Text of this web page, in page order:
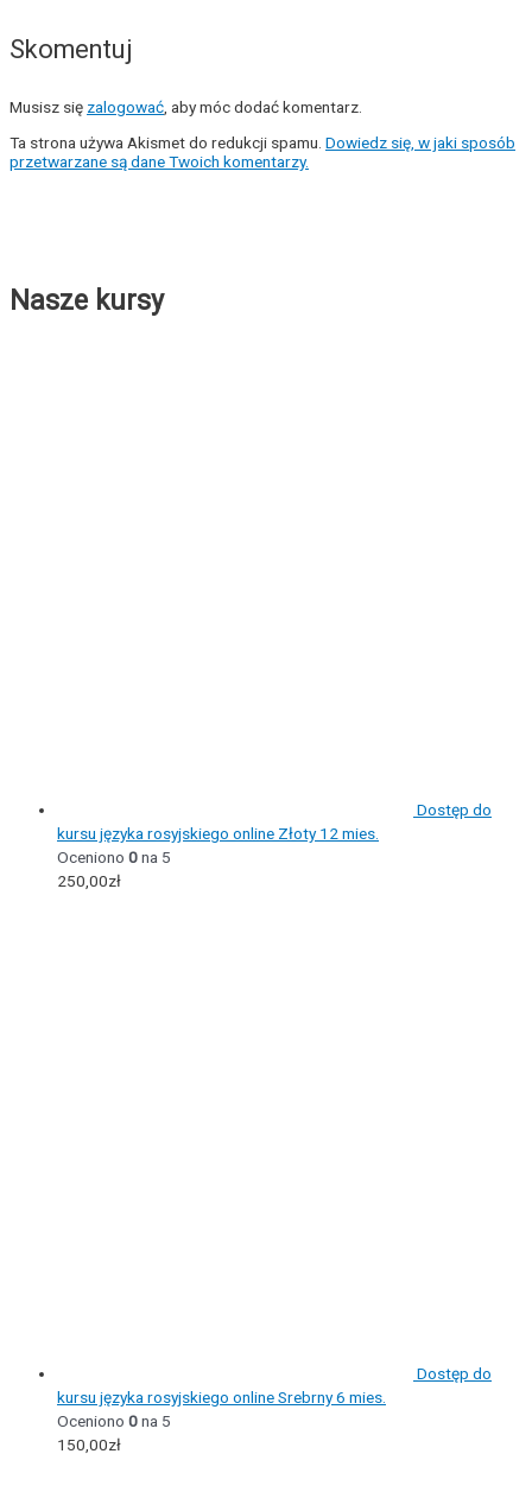
Skomentuj
Musisz się zalogować , aby móc dodać komentarz.
Ta strona używa Akismet do redukcji spamu. Dowiedz się, w jaki sposób
przetwarzane są dane Twoich komentarzy.
Nasze kursy
Dostęp do
kursu języka rosyjskiego online Złoty 12 mies.
Oceniono 0na 5
250,00zł
Dostęp do
kursu języka rosyjskiego online Srebrny 6 mies.
Oceniono 0na 5
150,00zł